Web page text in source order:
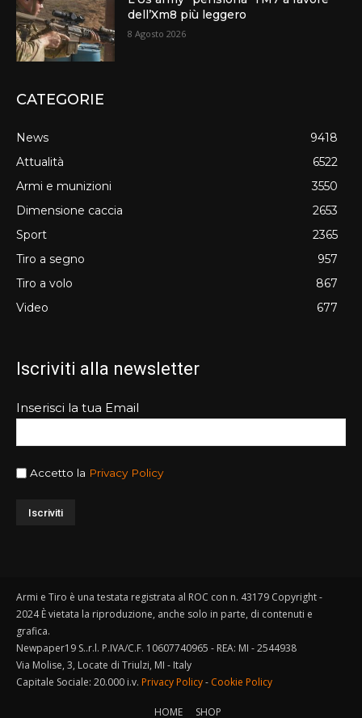
dell’Xm8 più leggero
8 Agosto 2026
CATEGORIE
News
9418
Attualità
6522
Armi e munizioni
3550
Dimensione caccia
2653
Sport
2365
Tiro a segno
957
Tiro a volo
867
Video
677
Iscriviti alla newsletter
Inserisci la tua Email
Accetto la Privacy Policy
Armi e Tiro è una testata registrata al ROC con n. 43179 Copyright -
2024 È vietata la riproduzione, anche solo in parte, di contenuti e
grafica.
Newpaper19 S..r.l. P.IVA/C.F. 10607740965 - REA: MI - 2544938
Via Molise, 3, Locate di Triulzi, MI - Italy
Capitale Sociale: 20.000 i.v. Privacy Policy- Cookie Policy
HOME SHOP